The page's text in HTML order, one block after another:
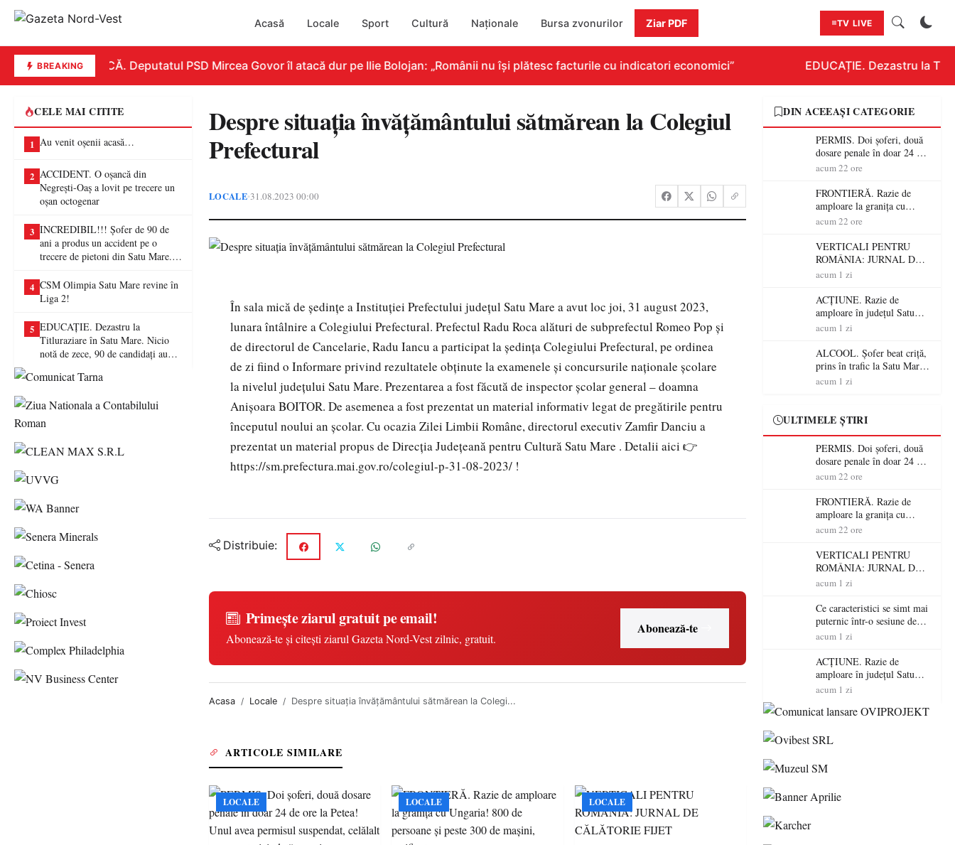
Acasă Locale Sport Cultură Naționale Bursa zvonurilor Ziar PDF TV LIVE
BREAKINGREPLICĂ. Deputatul PSD Mircea Govor îl atacă dur pe Ilie Bolojan: „Românii nu își plătesc facturile cu indicatori economici” EDUCAȚIE. Dezastru la
CELE MAI CITITE
1 Au venit oșenii acasă…
2 ACCIDENT. O oșancă din
Negrești-Oaș a lovit pe trecere un
oșan octogenar
3 INCREDIBIL!!! Șofer de 90 de
ani a produs un accident pe o
trecere de pietoni din Satu Mare. O
4 CSM Olimpia Satu Mare revine în
Liga 2!
5 EDUCAȚIE. Dezastru la
Titluraziare în Satu Mare. Nicio
notă de zece, 90 de candidați au
Despre situația învățământului sătmărean la Colegiul
Prefectural
LOCALE•31.08.2023 00:00
În sala mică de ședințe a Instituției Prefectului județul Satu Mare a avut loc joi, 31 august 2023,
lunara întâlnire a Colegiului Prefectural. Prefectul Radu Roca alături de subprefectul Romeo Pop și
de directorul de Cancelarie, Radu Iancu a participat la ședința Colegiului Prefectural, pe ordinea
de zi fiind o Informare privind rezultatele obținute la examenele și concursurile naționale școlare
la nivelul județului Satu Mare. Prezentarea a fost făcută de inspector școlar general – doamna
Anișoara BOITOR. De asemenea a fost prezentat un material informativ legat de pregătirile pentru
începutul noului an școlar. Cu ocazia Zilei Limbii Române, directorul executiv Zamfir Danciu a
prezentat un material propus de Direcția Județeană pentru Cultură Satu Mare . Detalii aici 👉
https://sm.prefectura.mai.gov.ro/colegiul-p-31-08-2023/ !
Distribuie:
Primește ziarul gratuit pe email!
Abonează-te și citești ziarul Gazeta Nord-Vest zilnic, gratuit.
Abonează-te
Acasa Locale Despre situația învățământului sătmărean la Colegi...
ARTICOLE SIMILARE
LOCALE LOCALE LOCALE
DIN ACEEAȘI CATEGORIE
PERMIS. Doi șoferi, două
dosare penale în doar 24 de
ore la Petea! Unul avea
nu a avut niciodată permis
acum 22 ore
FRONTIERĂ. Razie de
amploare la granița cu
Ungaria! 800 de persoane și
verificate
acum 22 ore
VERTICALI PENTRU
ROMÂNIA: JURNAL DE
CĂLĂTORIE FIJET
acum 1 zi
ACȚIUNE. Razie de
amploare în județul Satu
Mare! Polițiștii au dat sute
șoferi fără permis într-o
singură zi
acum 1 zi
ALCOOL. Șofer beat criță,
prins în trafic la Satu Mare!
Alcoolemie uriașă
acum 1 zi
ULTIMELE ȘTIRI
PERMIS. Doi șoferi, două
dosare penale în doar 24 de
ore la Petea! Unul avea
nu a avut niciodată permis
acum 22 ore
FRONTIERĂ. Razie de
amploare la granița cu
Ungaria! 800 de persoane și
verificate
acum 22 ore
VERTICALI PENTRU
ROMÂNIA: JURNAL DE
CĂLĂTORIE FIJET
acum 1 zi
Ce caracteristici se simt mai
puternic într-o sesiune de
distracție la sloturi online:
RTP?
acum 1 zi
ACȚIUNE. Razie de
amploare în județul Satu
Mare! Polițiștii au dat sute
șoferi fără permis într-o
acum 1 zi